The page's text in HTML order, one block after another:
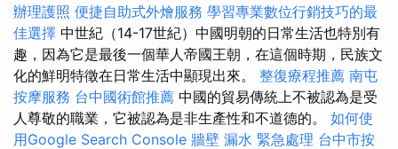
辦理護照 便捷自助式外燴服務 學習專業數位行銷技巧的最
佳選擇 中世紀（14-17世紀）中國明朝的日常生活也特別有
趣，因為它是最後一個華人帝國王朝，在這個時期，民族文
化的鮮明特徵在日常生活中顯現出來。 整復療程推薦 南屯
按摩服務 台中國術館推薦 中國的貿易傳統上不被認為是受
人尊敬的職業，它被認為是非生產性和不道德的。 如何使
用Google Search Console 牆壁 漏水 緊急處理 台中市按